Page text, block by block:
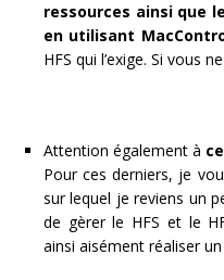
ressources ainsi que
en utilisant
HFS qui l’exige. Si vous
Attention également à
Pour ces derniers, je
sur lequel je reviens un
de gèrer le HFS et le
ainsi aisément réaliser